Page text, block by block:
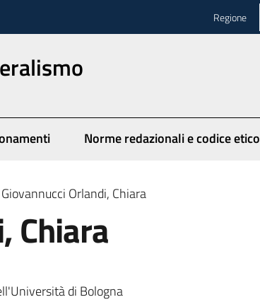
Regione
Norme redazionali e codice etico
Giovannucci Orlandi, Chiara
Chiara
di Bologna